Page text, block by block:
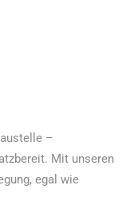
–
Mit unseren
egal wie